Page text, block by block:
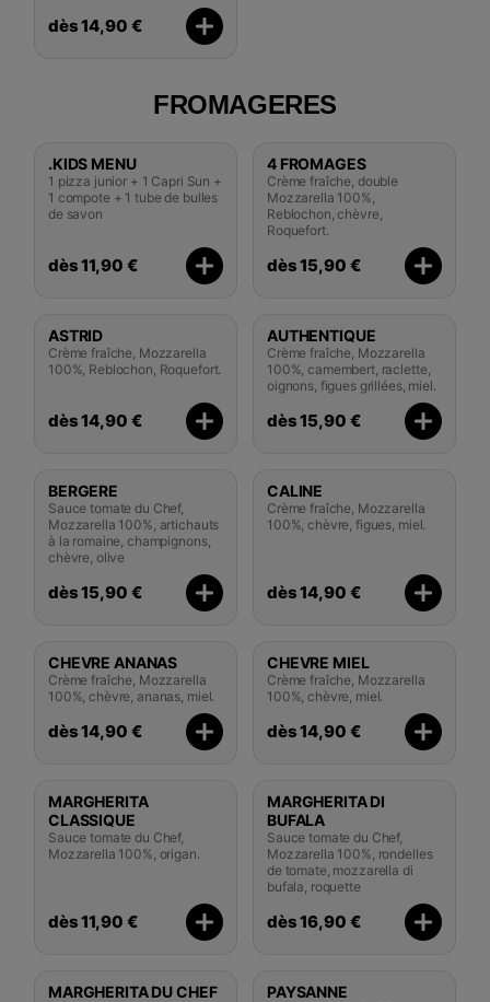
dès 14,90 €
FROMAGERES
.KIDS MENU
1 pizza junior + 1 Capri Sun +
1 compote + 1 tube de bulles
de savon
dès 11,90 €
4 FROMAGES
Crème fraîche, double
Mozzarella 100%,
Reblochon, chèvre,
Roquefort.
dès 15,90 €
ASTRID
Crème fraîche, Mozzarella
100%, Reblochon, Roquefort.
dès 14,90 €
AUTHENTIQUE
Crème fraîche, Mozzarella
100%, camembert, raclette,
oignons, figues grillées, miel.
dès 15,90 €
BERGERE
Sauce tomate du Chef,
Mozzarella 100%, artichauts
à la romaine, champignons,
chèvre, olive
dès 15,90 €
CALINE
Crème fraîche, Mozzarella
100%, chèvre, figues, miel.
dès 14,90 €
CHEVRE ANANAS
Crème fraîche, Mozzarella
100%, chèvre, ananas, miel.
dès 14,90 €
CHEVRE MIEL
Crème fraîche, Mozzarella
100%, chèvre, miel.
dès 14,90 €
MARGHERITA
CLASSIQUE
Sauce tomate du Chef,
Mozzarella 100%, origan.
dès 11,90 €
MARGHERITA DI
BUFALA
Sauce tomate du Chef,
Mozzarella 100%, rondelles
de tomate, mozzarella di
bufala, roquette
dès 16,90 €
MARGHERITA DU CHEF PAYSANNE